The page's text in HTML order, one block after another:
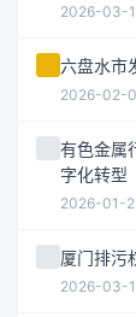
2026-03-
六盘水市
2026-02-
有色金属
字化转型
2026-01-
厦门排污
2026-03-